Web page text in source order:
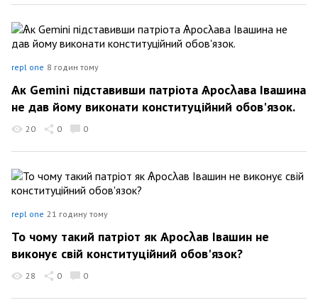
repl one 8 годин тому
Ѧк Gemini підставивши патріота Ѧросλава Івашина
не дав йому виконати конституційний обов'язок.
20 0 0
repl one 21 годину тому
То чому такий патріот як Ѧросλав Івашин не
виконує свій конституційний обов'язок?
28 0 0